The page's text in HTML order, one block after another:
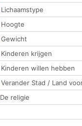
Lichaamstype
Hoogte
Gewicht
Kinderen krijgen
Kinderen willen hebben
Verander Stad / Land
De religie